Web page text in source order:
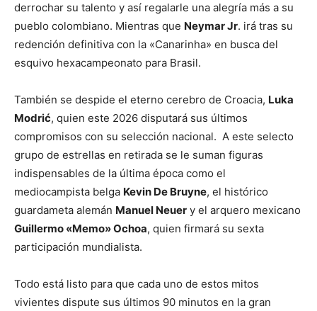
derrochar su talento y así regalarle una alegría más a su
pueblo colombiano. Mientras que Neymar Jr. irá tras su
redención definitiva con la «Canarinha» en busca del
esquivo hexacampeonato para Brasil.
También se despide el eterno cerebro de Croacia, Luka
Modrić, quien este 2026 disputará sus últimos
compromisos con su selección nacional. A este selecto
grupo de estrellas en retirada se le suman figuras
indispensables de la última época como el
mediocampista belga Kevin De Bruyne, el histórico
guardameta alemán Manuel Neuer y el arquero mexicano
Guillermo «Memo» Ochoa, quien firmará su sexta
participación mundialista.
Todo está listo para que cada uno de estos mitos
vivientes dispute sus últimos 90 minutos en la gran